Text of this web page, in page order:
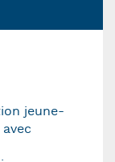
jeune-